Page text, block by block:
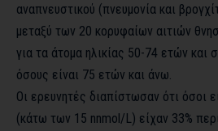
αναπνευστικού (πνευμονία και
μεταξύ των 20 κορυφαίων αιτιών
για τα άτομα ηλικίας 50-74 ετών και
όσους είναι 75 ετών και άνω.
Οι ερευνητές διαπίστωσαν ότι όσοι
(κάτω των 15 nnmol/L) είχαν 33%